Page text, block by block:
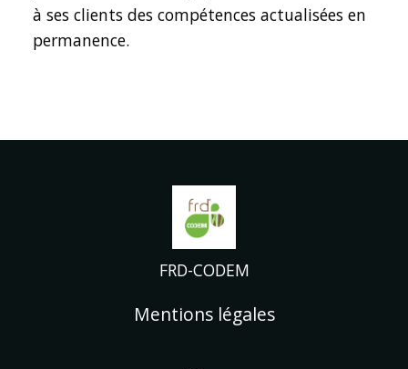
à ses clients des compétences actualisées en
permanence.
FRD-CODEM
Mentions légales